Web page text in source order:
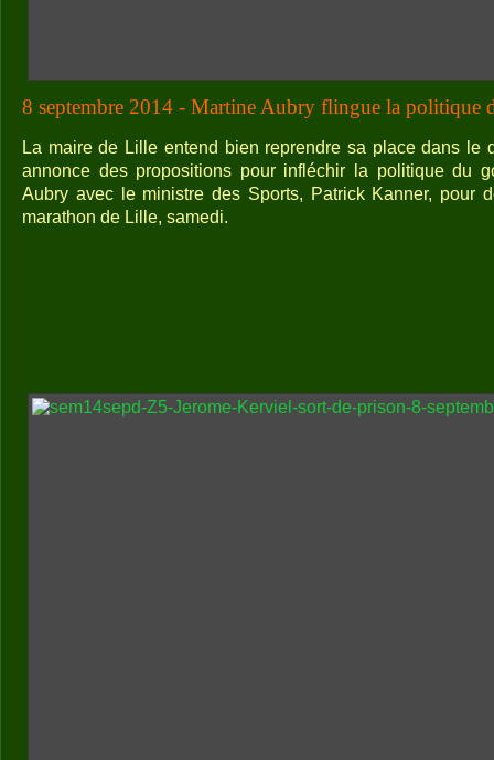
8 septembre 2014 - Martine Aubry flingue la politique
La maire de Lille entend bien reprendre sa place dans le
annonce des propositions pour infléchir la politique du
Aubry avec le ministre des Sports, Patrick Kanner, pour
marathon de Lille, samedi.